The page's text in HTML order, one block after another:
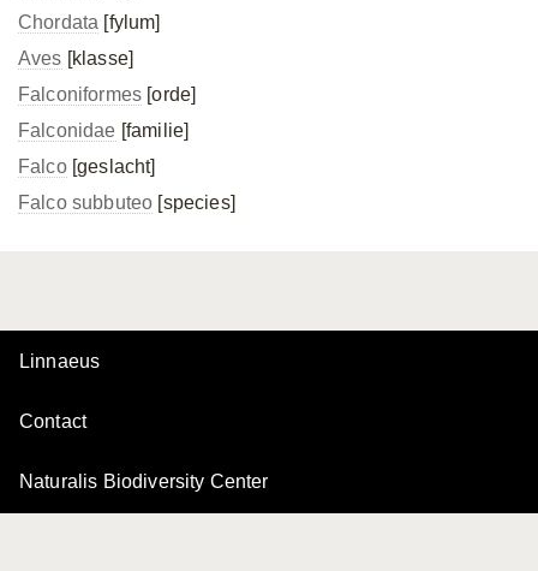
Chordata [fylum]
Aves [klasse]
Falconiformes [orde]
Falconidae [familie]
Falco[geslacht]
Falco subbuteo [species]
Linnaeus
Contact
Naturalis Biodiversity Center